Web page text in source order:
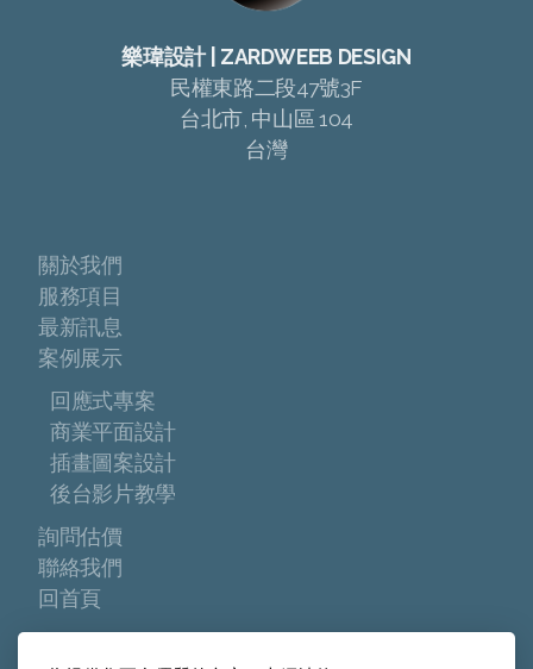
樂瑋設計 | ZARDWEEB DESIGN
民權東路二段47號3F
台北市, 中山區 104
台灣
關於我們
服務項目
最新訊息
案例展示
回應式專案
商業平面設計
插畫圖案設計
後台影片教學
詢問估價
聯絡我們
回首頁